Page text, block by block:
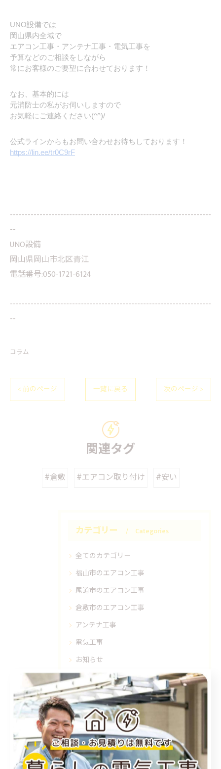
UNO設備では
岡山県内全域で
エアコン工事・アンテナ工事・電気工事を
予算などのご相談をしながら
常にお客様のご要望に合わせております！
なお、基本的には
元消防士の私がお伺いしますので
お気軽にご連絡ください(^^)/
公式ラインからもお問い合わせお待ちしております！
https://lin.ee/tr0C9rF
--------------------------------------------------------------------
--
UNO設備
岡山県岡山市北区青江
電話番号:050-1721-6124
--------------------------------------------------------------------
--
コラム
< 前のページ 一覧に戻る 次のページ >
関連タグ
#倉敷 #エアコン取り付け #安い
カテゴリー Categories
全てのカテゴリー
福山市のエアコン工事
尾道市のエアコン工事
倉敷市のエアコン工事
アンテナ工事
電気工事
お知らせ
施工事例
お得情報
コラム
プライベート